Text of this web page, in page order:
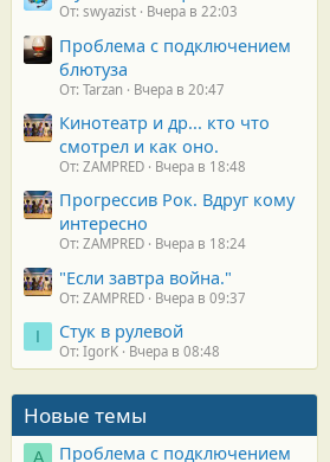
От: swyazist Вчера в 22:03
Проблема с подключением
блютуза
От: Tarzan Вчера в 20:47
Кинотеатр и др... кто что
смотрел и как оно.
От: ZAMPRED Вчера в 18:48
Прогрессив Рок. Вдруг кому
интересно
От: ZAMPRED Вчера в 18:24
"Если завтра война."
От: ZAMPRED Вчера в 09:37
I Стук в рулевой
От: IgorK Вчера в 08:48
Новые темы
А
Проблема с подключением